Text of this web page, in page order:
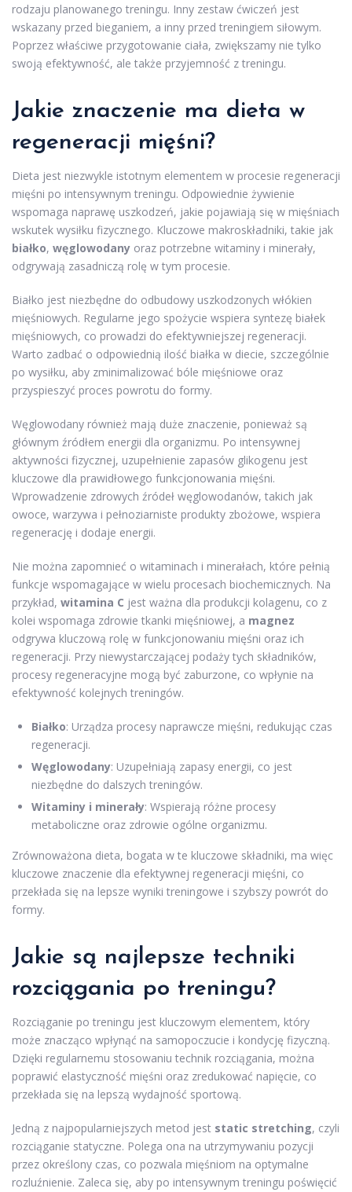
rodzaju planowanego treningu. Inny zestaw ćwiczeń jest
wskazany przed bieganiem, a inny przed treningiem siłowym.
Poprzez właściwe przygotowanie ciała, zwiększamy nie tylko
swoją efektywność, ale także przyjemność z treningu.
Jakie znaczenie ma dieta w
regeneracji mięśni?
Dieta jest niezwykle istotnym elementem w procesie regeneracji
mięśni po intensywnym treningu. Odpowiednie żywienie
wspomaga naprawę uszkodzeń, jakie pojawiają się w mięśniach
wskutek wysiłku fizycznego. Kluczowe makroskładniki, takie jak
białko, węglowodany oraz potrzebne witaminy i minerały,
odgrywają zasadniczą rolę w tym procesie.
Białko jest niezbędne do odbudowy uszkodzonych włókien
mięśniowych. Regularne jego spożycie wspiera syntezę białek
mięśniowych, co prowadzi do efektywniejszej regeneracji.
Warto zadbać o odpowiednią ilość białka w diecie, szczególnie
po wysiłku, aby zminimalizować bóle mięśniowe oraz
przyspieszyć proces powrotu do formy.
Węglowodany również mają duże znaczenie, ponieważ są
głównym źródłem energii dla organizmu. Po intensywnej
aktywności fizycznej, uzupełnienie zapasów glikogenu jest
kluczowe dla prawidłowego funkcjonowania mięśni.
Wprowadzenie zdrowych źródeł węglowodanów, takich jak
owoce, warzywa i pełnoziarniste produkty zbożowe, wspiera
regenerację i dodaje energii.
Nie można zapomnieć o witaminach i minerałach, które pełnią
funkcje wspomagające w wielu procesach biochemicznych. Na
przykład, witamina C jest ważna dla produkcji kolagenu, co z
kolei wspomaga zdrowie tkanki mięśniowej, a magnez
odgrywa kluczową rolę w funkcjonowaniu mięśni oraz ich
regeneracji. Przy niewystarczającej podaży tych składników,
procesy regeneracyjne mogą być zaburzone, co wpłynie na
efektywność kolejnych treningów.
Białko: Urządza procesy naprawcze mięśni, redukując czas
regeneracji.
Węglowodany: Uzupełniają zapasy energii, co jest
niezbędne do dalszych treningów.
Witaminy i minerały: Wspierają różne procesy
metaboliczne oraz zdrowie ogólne organizmu.
Zrównoważona dieta, bogata w te kluczowe składniki, ma więc
kluczowe znaczenie dla efektywnej regeneracji mięśni, co
przekłada się na lepsze wyniki treningowe i szybszy powrót do
formy.
Jakie są najlepsze techniki
rozciągania po treningu?
Rozciąganie po treningu jest kluczowym elementem, który
może znacząco wpłynąć na samopoczucie i kondycję fizyczną.
Dzięki regularnemu stosowaniu technik rozciągania, można
poprawić elastyczność mięśni oraz zredukować napięcie, co
przekłada się na lepszą wydajność sportową.
Jedną z najpopularniejszych metod jest static stretching, czyli
rozciąganie statyczne. Polega ona na utrzymywaniu pozycji
przez określony czas, co pozwala mięśniom na optymalne
rozluźnienie. Zaleca się, aby po intensywnym treningu poświęcić